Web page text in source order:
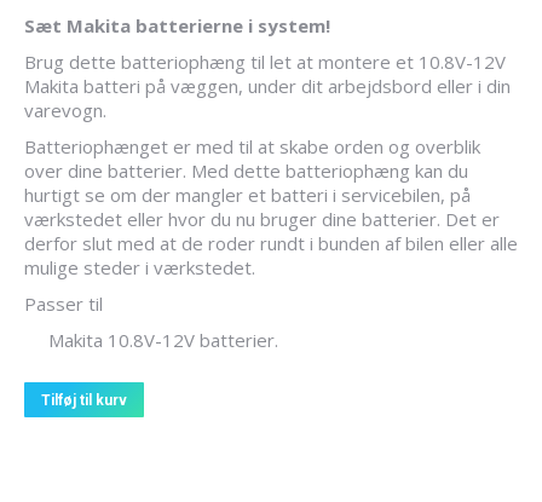
Sæt Makita batterierne i system!
Brug dette batteriophæng til let at montere et 10.8V-12V
Makita batteri på væggen, under dit arbejdsbord eller i din
varevogn.
Batteriophænget er med til at skabe orden og overblik
over dine batterier. Med dette batteriophæng kan du
hurtigt se om der mangler et batteri i servicebilen, på
værkstedet eller hvor du nu bruger dine batterier. Det er
derfor slut med at de roder rundt i bunden af bilen eller alle
mulige steder i værkstedet.
Passer til
Makita 10.8V-12V batterier.
Tilføj til kurv